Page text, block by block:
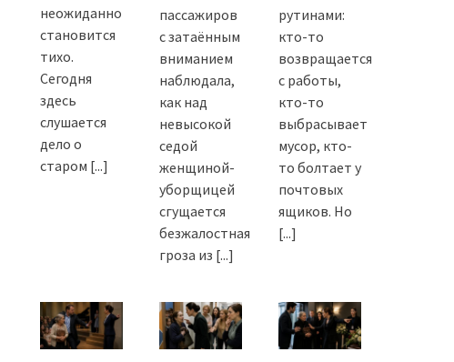
неожиданно
становится
тихо.
Сегодня
здесь
слушается
дело о
старом [...]
пассажиров
с затаённым
вниманием
наблюдала,
как над
невысокой
седой
женщиной-
уборщицей
сгущается
безжалостная
гроза из [...]
рутинами:
кто-то
возвращается
с работы,
кто-то
выбрасывает
мусор, кто-
то болтает у
почтовых
ящиков. Но
[...]